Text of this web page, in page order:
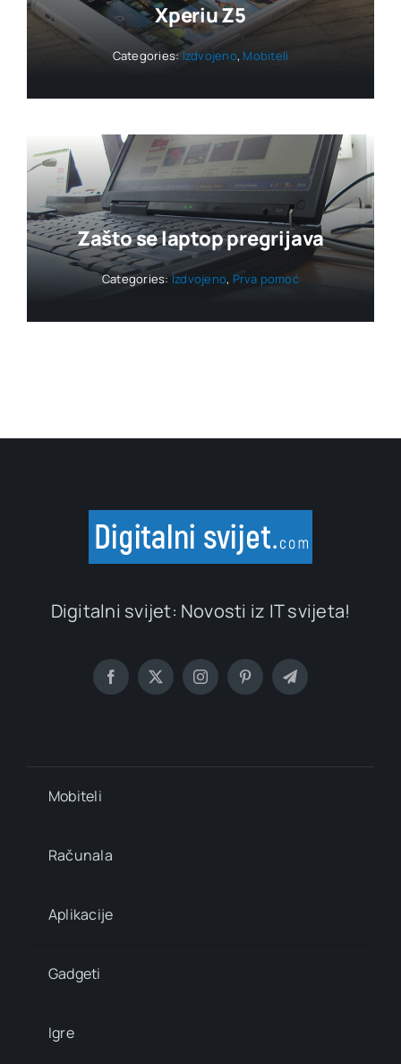
Xperiu Z5
Categories:Izdvojeno, Mobiteli
Zašto se laptop pregrijava
Categories:Izdvojeno, Prva pomoć
Digitalni svijet: Novosti iz IT svijeta!
Mobiteli
Računala
Aplikacije
Gadgeti
Igre